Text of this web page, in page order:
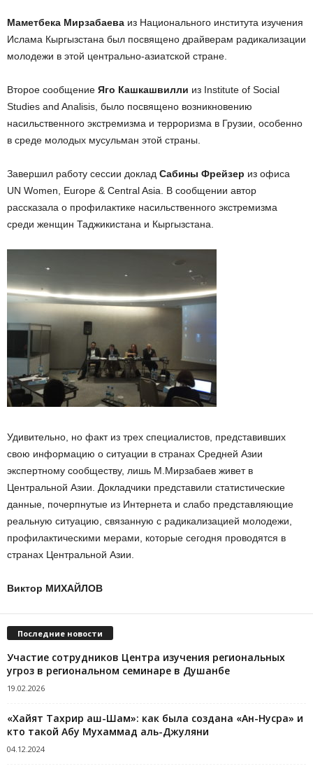
Маметбека Мирзабаева из Национального института изучения
Ислама Кыргызстана был посвящено драйверам радикализации
молодежи в этой центрально-азиатской стране.
Второе сообщение Яго Кашкашвилли из Institute of Social
Studies and Analisis, было посвящено возникновению
насильственного экстремизма и терроризма в Грузии, особенно
в среде молодых мусульман этой страны.
Завершил работу сессии доклад Сабины Фрейзер из офиса
UN Women, Europe & Central Asia. В сообщении автор
рассказала о профилактике насильственного экстремизма
среди женщин Таджикистана и Кыргызстана.
Удивительно, но факт из трех специалистов, представивших
свою информацию о ситуации в странах Средней Азии
экспертному сообществу, лишь М.Мирзабаев живет в
Центральной Азии. Докладчики представили статистические
данные, почерпнутые из Интернета и слабо представляющие
реальную ситуацию, связанную с радикализацией молодежи,
профилактическими мерами, которые сегодня проводятся в
странах Центральной Азии.
Виктор МИХАЙЛОВ
Последние новости
Участие сотрудников Центра изучения региональных
угроз в региональном семинаре в Душанбе
19.02.2026
«Хайят Тахрир аш-Шам»: как была создана «Ан-Нусра» и
кто такой Абу Мухаммад аль-Джуляни
04.12.2024